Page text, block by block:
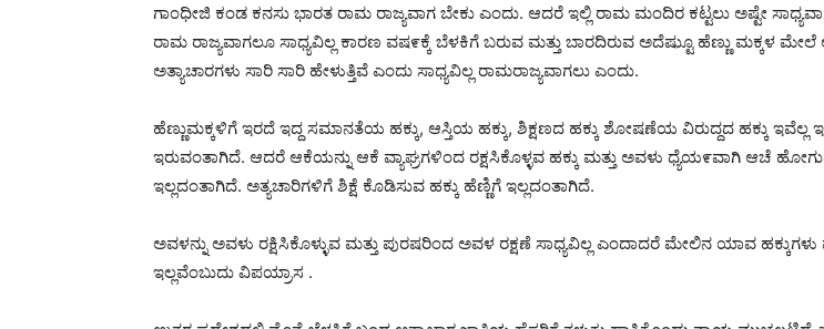
ಗಾಂಧೀಜಿ ಕಂಡ ಕನಸು ಭಾರತ ರಾಮ ರಾಜ್ಯವಾಗ ಬೇಕು ಎಂದು. ಆದರೆ ಇಲ್ಲಿ ರಾಮ ಮಂದಿರ ಕಟ್ಟಲು ಅಷ್ಟೇ
ರಾಮ ರಾಜ್ಯವಾಗಲೂ ಸಾಧ್ಯವಿಲ್ಲ ಕಾರಣ ವಷ೯ಕ್ಕೆ ಬೆಳಕಿಗೆ ಬರುವ ಮತ್ತು ಬಾರದಿರುವ ಅದೆಷ್ಟುೂ ಹೆಣ್ಣು ಮಕ್ಕಳ ಮೇಲೆ
ಅತ್ಯಾಚಾರಗಳು ಸಾರಿ ಸಾರಿ ಹೇಳುತ್ತಿವೆ ಎಂದು ಸಾಧ್ಯವಿಲ್ಲ ರಾಮರಾಜ್ಯವಾಗಲು ಎಂದು.
ಹೆಣ್ಣುಮಕ್ಕಳಿಗೆ ಇರದೆ ಇದ್ದ ಸಮಾನತೆಯ ಹಕ್ಕು, ಆಸ್ತಿಯ ಹಕ್ಕು, ಶಿಕ್ಷಣದ ಹಕ್ಕು ಶೋಷಣೆಯ ವಿರುದ್ದದ ಹಕ್ಕು ಇವೆಲ್ಲ
ಇರುವಂತಾಗಿದೆ. ಆದರೆ ಆಕೆಯನ್ನು ಆಕೆ ವ್ಯಾಘ್ರಗಳಿಂದ ರಕ್ಷಸಿಕೊಳ್ಳವ ಹಕ್ಕು ಮತ್ತು ಅವಳು ಧ್ಯೆಯ೯ವಾಗಿ ಆಚೆ
ಇಲ್ಲದಂತಾಗಿದೆ. ಅತ್ಯಚಾರಿಗಳಿಗೆ ಶಿಕ್ಷೆ ಕೊಡಿಸುವ ಹಕ್ಕು ಹೆಣ್ಣಿಗೆ ಇಲ್ಲದಂತಾಗಿದೆ.
ಅವಳನ್ನು ಅವಳು ರಕ್ಷಿಸಿಕೊಳ್ಳುವ ಮತ್ತು ಪುರಷರಿಂದ ಅವಳ ರಕ್ಷಣೆ ಸಾಧ್ಯವಿಲ್ಲ ಎಂದಾದರೆ ಮೇಲಿನ ಯಾವ
ಇಲ್ಲವೆಂಬುದು ವಿಪಯ್ರಾಸ .